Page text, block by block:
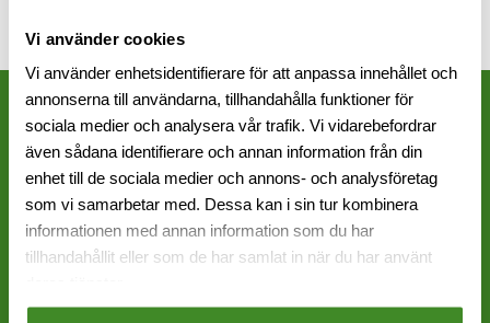
Vi använder cookies
Vi använder enhetsidentifierare för att anpassa innehållet och
annonserna till användarna, tillhandahålla funktioner för
sociala medier och analysera vår trafik. Vi vidarebefordrar
även sådana identifierare och annan information från din
enhet till de sociala medier och annons- och analysföretag
som vi samarbetar med. Dessa kan i sin tur kombinera
informationen med annan information som du har
tillhandahållit eller som de har samlat in när du har använt
Frölunda: 031 - 456 000
Sundbyberg: 08 - 651 17 70
info@hembiobutiken.se
Frölunda